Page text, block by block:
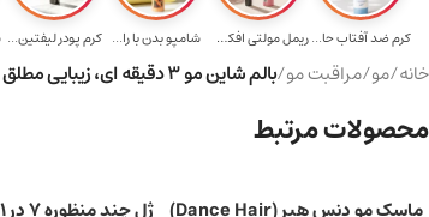
کرم ضد آفتاب حا... ریمل مولتی افکت... شامپو بدن با را... کرم پودر لیفتین...
خانه/مو/مراقبت مو/بالم شاین مو 3 دقیقه ای، زیبایی مطلق مو حجم 200 میلی لیتر
محصولات مرتبط
ماسک مو دنس هیر (Dance Hair)